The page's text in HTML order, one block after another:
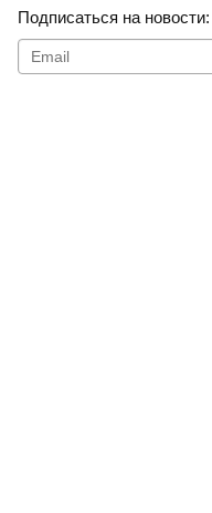
Подписаться на новости: